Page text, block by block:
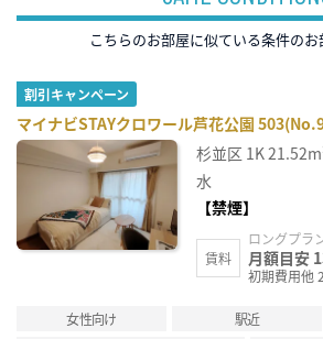
こちらのお部屋に似ている条件のお
割引キャンペーン
マイナビSTAYクロワール芦花公園
杉並区 1K
水
【禁煙】
賃料
ロングプラ
月額目安
初期費用他
女性向け 駅近